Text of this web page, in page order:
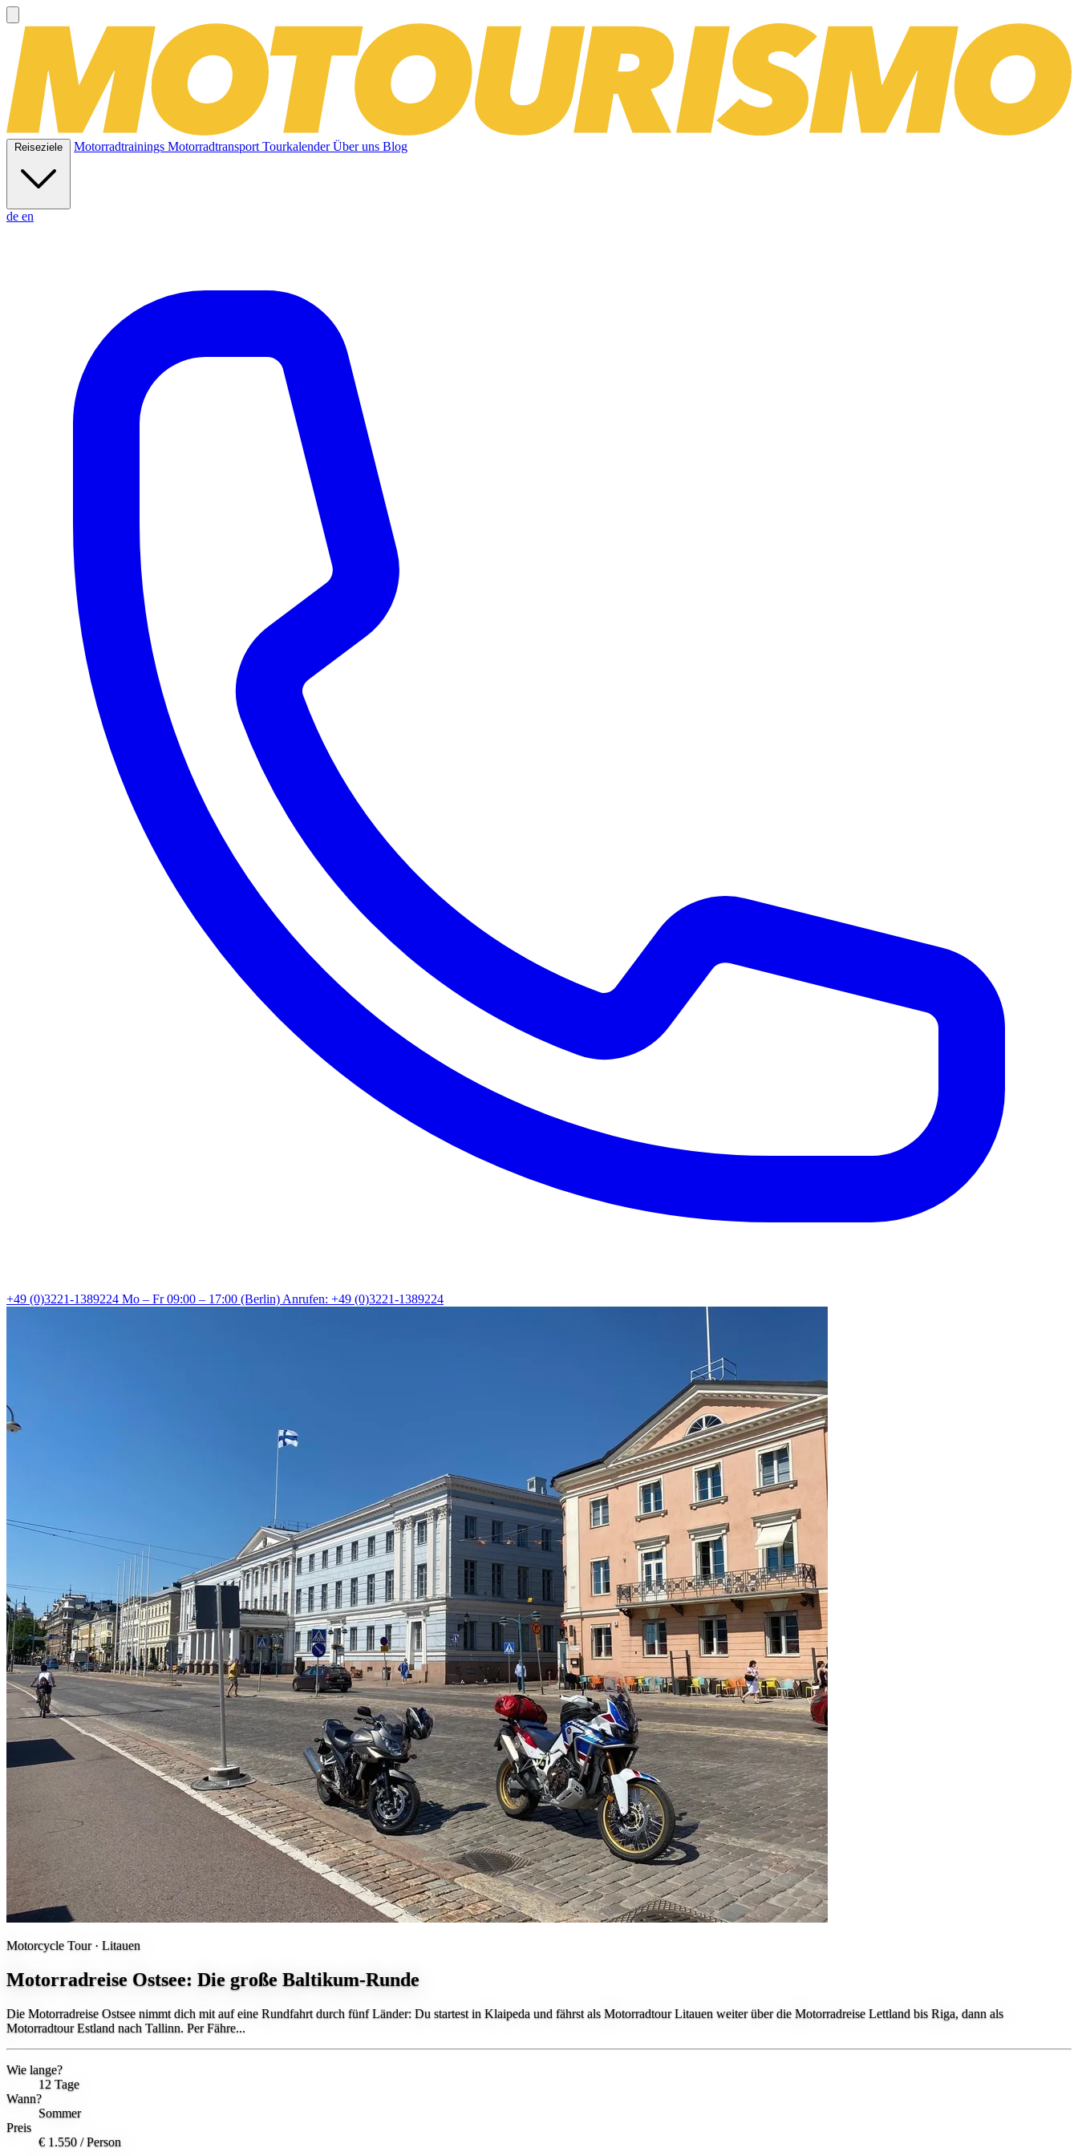
Reiseziele Motorradtrainings Motorradtransport TourkalenderÜber uns Blog
de en
+49 (0)3221-1389224 Mo – Fr 09:00 – 17:00 (Berlin) Anrufen: +49 (0)3221-1389224
Motorcycle Tour · Litauen
Motorradreise Ostsee: Die große Baltikum-Runde
Die Motorradreise Ostsee nimmt dich mit auf eine Rundfahrt durch fünf Länder: Du startest in Klaipeda und fährst als Motorradtour Litauen weiter über die Motorradreise Lettland bis Riga, dann als
Motorradtour Estland nach Tallinn. Per Fähre...
Wie lange?
12 Tage
Wann?
Sommer
Preis
€ 1.550 / Person